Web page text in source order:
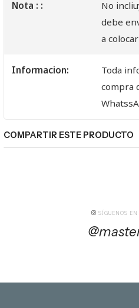
Nota : :
No
debe
a
Informacion:
Toda
compra
COMPARTIR ESTE PRODUCTO
SÍGUENOS